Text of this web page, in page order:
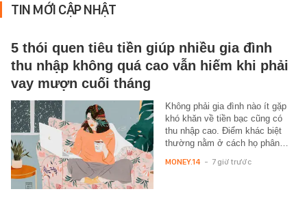
TIN MỚI CẬP NHẬT
5 thói quen tiêu tiền giúp nhiều gia đình
thu nhập không quá cao vẫn hiếm khi phải
vay mượn cuối tháng
Không phải gia đình nào ít gặp
khó khăn về tiền bạc cũng có
thu nhập cao. Điểm khác biệt
thường nằm ở cách họ phân…
MONEY.14 - 7 giờ trước